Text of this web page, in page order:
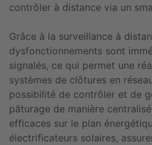
contrôler à distance via un
Grâce à la surveillance à
dysfonctionnements sont
signalés, ce qui permet une
systèmes de clôtures en
possibilité de contrôler et de
pâturage de manière
efficaces sur le plan
électrificateurs solaires,